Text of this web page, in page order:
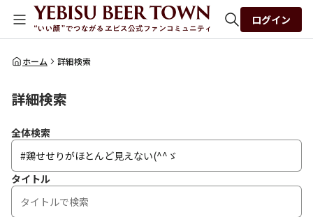
全体検索
ログイン
ホーム 詳細検索
詳細検索
全体検索
タイトル